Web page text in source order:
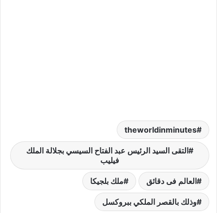
theworldinminutes
التقى السيد الرئيس عبد الفتاح السيسي بجلالة الملك
فيليب
العالم فى دقائق ملك بلجيكا
وذلك بالقصر الملكي ببروكسل